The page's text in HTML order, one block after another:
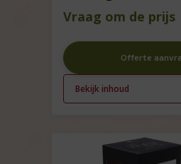
Vraag om de prijs
Offerte
Bekijk inhoud